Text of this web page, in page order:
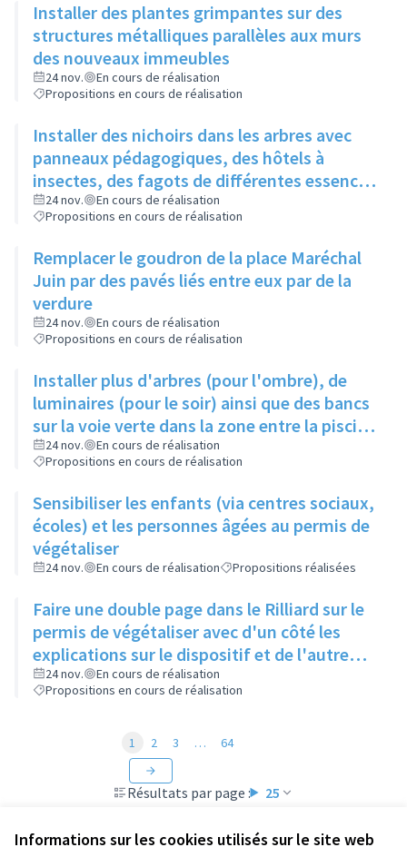
Informations sur les cookies utilisés sur le site web
Installer des plantes grimpantes sur des
structures métalliques parallèles aux murs
des nouveaux immeubles
24 nov.
En cours de réalisation
Propositions en cours de réalisation
Installer des nichoirs dans les arbres avec
panneaux pédagogiques, des hôtels à
insectes, des fagots de différentes essences
pour stimuler la biodiversité sur la place du
Château à la Roue
24 nov.
En cours de réalisation
Propositions en cours de réalisation
Remplacer le goudron de la place Maréchal
Juin par des pavés liés entre eux par de la
verdure
24 nov.
En cours de réalisation
Propositions en cours de réalisation
Installer plus d'arbres (pour l'ombre), de
luminaires (pour le soir) ainsi que des bancs
sur la voie verte dans la zone entre la piscine
et la rue de l'Industrie
24 nov.
En cours de réalisation
Propositions en cours de réalisation
Sensibiliser les enfants (via centres sociaux,
écoles) et les personnes âgées au permis de
végétaliser
24 nov. En cours de réalisation Propositions réalisées
Faire une double page dans le Rilliard sur le
permis de végétaliser avec d'un côté les
explications sur le dispositif et de l'autre
côté des exemples concrets de lieux à
investir
24 nov.
En cours de réalisation
Propositions en cours de réalisation
Résultats par page : 25
1 2 3 … 64